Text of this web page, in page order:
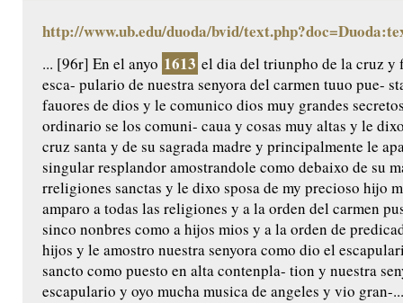
http://www.ub.edu/duoda/bvid/
... [96r] En el anyo 1613 el dia del triunpho de la cruz y
esca- pulario de nuestra senyora del carmen tuuo pue-
fauores de dios y le comunico dios muy grandes
ordinario se los comuni- caua y cosas muy altas y le
cruz santa y de su sagrada madre y principalmente le
singular resplandor amostrandole como debaixo de su
rreligiones sanctas y le dixo sposa de my precioso hijo
amparo a todas las religiones y a la orden del carmen
sinco nonbres como a hijos mios y a la orden de
hijos y le amostro nuestra senyora como dio el
sancto como puesto en alta contenpla- tion y nuestra
escapulario y oyo mucha musica de angeles y vio gran-...